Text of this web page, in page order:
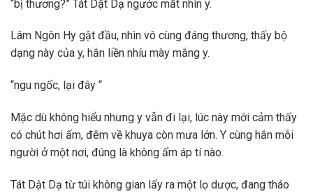
“bị thương?” Tát Dật Dạ ngước mắt nhìn y.
Lâm Ngôn Hy gật đầu, nhìn vô cùng đáng thương, thấy bộ
dạng này của y, hắn liền nhíu mày mắng y.
“ngu ngốc, lại đây “
Mặc dù không hiểu nhưng y vẫn đi lại, lúc này mới cảm thấy
có chút hơi ấm, đêm về khuya còn mưa lớn. Y cùng hắn mỗi
người ở một nơi, đúng là không ấm áp tí nào.
Tát Dật Dạ từ túi không gian lấy ra một lọ dược, đang tháo